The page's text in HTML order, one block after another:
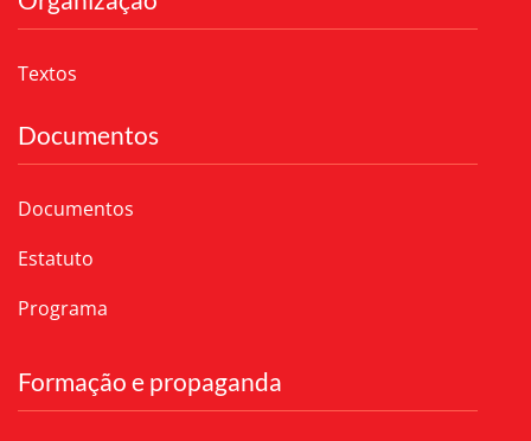
Textos
Documentos
Documentos
Estatuto
Programa
Formação e propaganda